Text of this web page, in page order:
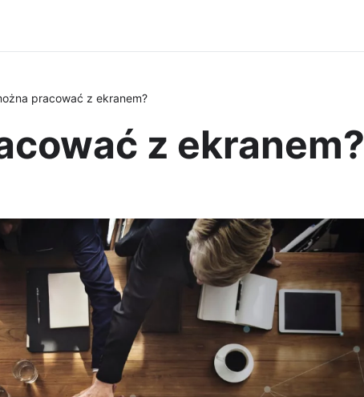
pracować z ekranem?
z ekranem?